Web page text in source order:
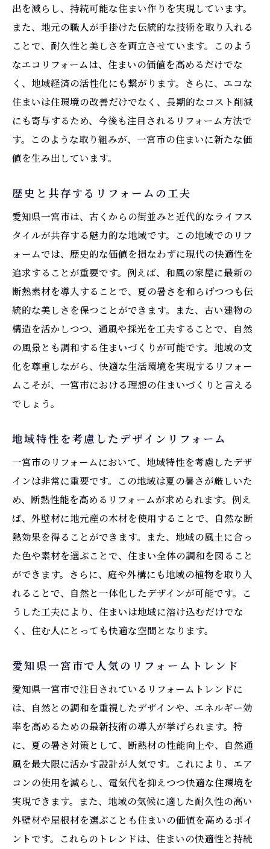
出を減らし、持続可能な住まい作りを実現しています。
また、地元の職人が手掛けた伝統的な技術を取り入れる
ことで、耐久性と美しさを両立させています。このよう
なエコリフォームは、住まいの価値を高めるだけでな
く、地域経済の活性化にも繋がります。さらに、エコな
住まいは住環境の改善だけでなく、長期的なコスト削減
にも寄与するため、今後も注目されるリフォーム方法で
す。このような取り組みが、一宮市の住まいに新たな価
値を生み出しています。
歴史と共存するリフォームの工夫
愛知県一宮市は、古くからの街並みと近代的なライフス
タイルが共存する魅力的な地域です。この地域でのリフ
ォームでは、歴史的な価値を損なわずに現代の快適性を
追求することが重要です。例えば、和風の家屋に最新の
断熱素材を導入することで、夏の暑さを和らげつつも伝
統的な美しさを保つことができます。また、古い建物の
構造を活かしつつ、通風や採光を工夫することで、自然
の風景とも調和する住まいづくりが可能です。地域の文
化を尊重しながら、快適な生活環境を実現するリフォー
ムこそが、一宮市における理想の住まいづくりと言える
でしょう。
地域特性を考慮したデザインリフォーム
一宮市のリフォームにおいて、地域特性を考慮したデザ
インは非常に重要です。この地域は夏の暑さが厳しいた
め、断熱性能を高めるリフォームが求められます。例え
ば、外壁材に地元産の木材を使用することで、自然な断
熱効果を得ることができます。また、地域の風土に合っ
た色や素材を選ぶことで、住まい全体の調和を図ること
ができます。さらに、庭や外構にも地域の植物を取り入
れることで、自然と一体化したデザインが可能です。こ
うした工夫により、住まいは地域に溶け込むだけでな
く、住む人にとっても快適な空間となります。
愛知県一宮市で人気のリフォームトレンド
愛知県一宮市で注目されているリフォームトレンドに
は、自然との調和を重視したデザインや、エネルギー効
率を高めるための最新技術の導入が挙げられます。特
に、夏の暑さ対策として、断熱材の性能向上や、自然通
風を最大限に活かす設計が人気です。これにより、エア
コンの使用を減らし、電気代を抑えつつ快適な住環境を
実現できます。また、地域の気候に適した耐久性の高い
外壁材や屋根材を選ぶことも住まいの価値を高めるポイ
ントです。これらのトレンドは、住まいの快適性と持続